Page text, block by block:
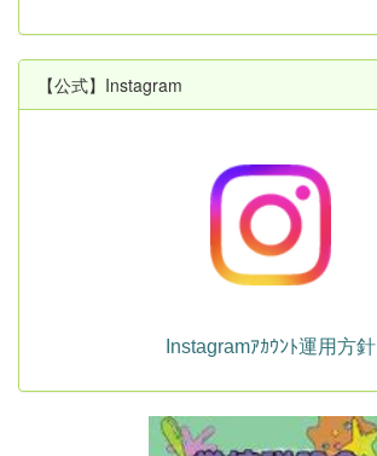
【公式】Instagram
Instagramｱｶｳﾝﾄ運用方針